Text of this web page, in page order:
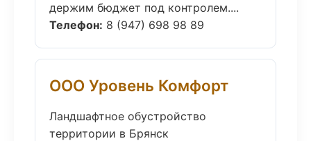
держим бюджет под контролем....
Телефон: 8 (947) 698 98 89
ООО Уровень Комфорт
Ландшафтное обустройство
территории в Брянск